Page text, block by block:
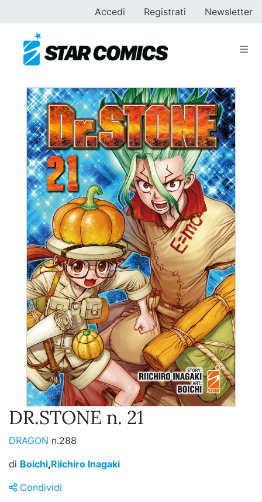
Accedi Registrati Newsletter
DR.STONE n. 21
DRAGON n.288
di Boichi,Riichiro Inagaki
Condividi